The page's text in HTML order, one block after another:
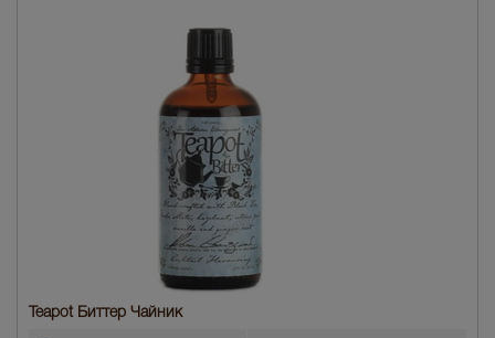
Teapot Биттер Чайник